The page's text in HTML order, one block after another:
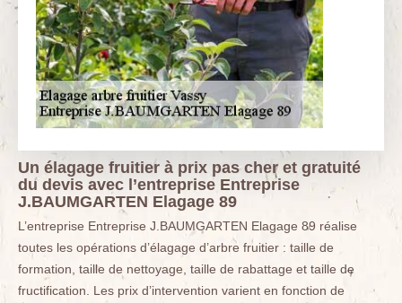
Un élagage fruitier à prix pas cher et gratuité
du devis avec l’entreprise Entreprise
J.BAUMGARTEN Elagage 89
L’entreprise Entreprise J.BAUMGARTEN Elagage 89 réalise
toutes les opérations d’élagage d’arbre fruitier : taille de
formation, taille de nettoyage, taille de rabattage et taille de
fructification. Les prix d’intervention varient en fonction de